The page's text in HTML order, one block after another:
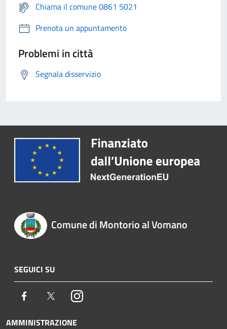
Chiama il comune 0861 5021
Prenota un appuntamento
Problemi in città
Segnala disservizio
Comune di Montorio al Vomano
SEGUICI SU
Facebook TwitterInstagram
AMMINISTRAZIONE